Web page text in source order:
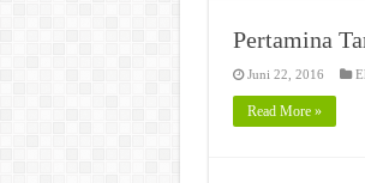
Pertamina
Juni 22, 2016
Read More »